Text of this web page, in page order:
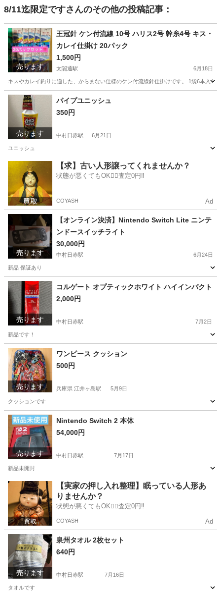
8/11迄限定ですさんのその他の投稿記事：
売ります
王冠針 ケン付流線 10号 ハリス2号 幹糸4号 キス・
カレイ仕掛け 20パック
1,500円
太閤通駅 6月18日
キスやカレイ釣りに適した、からまない仕様のケン付流線針仕掛けです。 1袋6本入
愛知 名古屋市 太閤通駅
売ります
パイプユニッシュ
350円
中村日赤駅 6月21日
ユニッシュ
中村日赤駅 家庭用品
【求】古い人形譲ってくれませんか？
状態が悪くてもOK🙆‍♀️査定0円‼️
COYASH Ad
売ります
【オンライン決済】Nintendo Switch Lite ニンテ
ンドースイッチライト
30,000円
中村日赤駅 6月24日
新品 保証あり
愛知 名古屋市 中村日赤駅 ポータブルゲーム
売ります
コルゲート オプティックホワイト ハイインパクト
2,000円
中村日赤駅 7月2日
新品です！
愛知 名古屋市 中村日赤駅
売ります
ワンピース クッション
500円
兵庫県 江井ヶ島駅 5月9日
クッションです
兵庫 明石市 おもちゃ
売ります
Nintendo Switch 2 本体
54,000円
中村日赤駅 7月17日
新品未開封
愛知 名古屋市 中村日赤駅 テレビゲーム 新品
【実家の押し入れ整理】眠っている人形あ
りませんか？
状態が悪くてもOK🙆‍♀️査定0円‼️
COYASH Ad
売ります
泉州タオル 2枚セット
640円
中村日赤駅 7月16日
タオルです